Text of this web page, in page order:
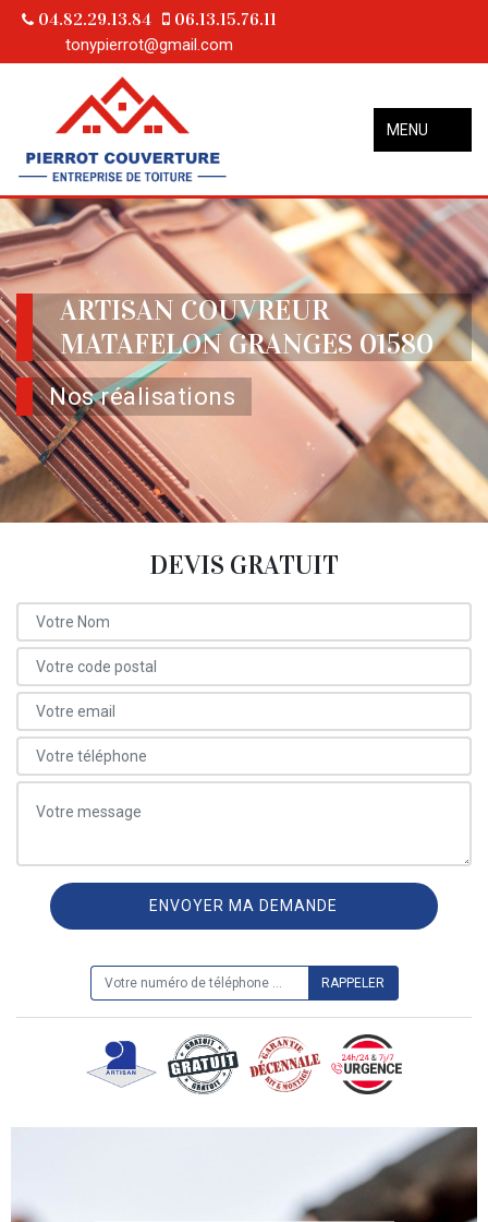
04.82.29.13.84 06.13.15.76.11
tonypierrot@gmail.com
MENU
ARTISAN COUVREUR
MATAFELON GRANGES 01580
Nos réalisations
DEVIS GRATUIT